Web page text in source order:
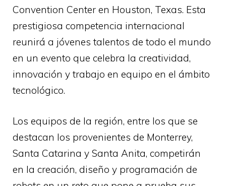
Convention Center en Houston, Texas. Esta
prestigiosa competencia internacional
reunirá a jóvenes talentos de todo el mundo
en un evento que celebra la creatividad,
innovación y trabajo en equipo en el ámbito
tecnológico.
Los equipos de la región, entre los que se
destacan los provenientes de Monterrey,
Santa Catarina y Santa Anita, competirán
en la creación, diseño y programación de